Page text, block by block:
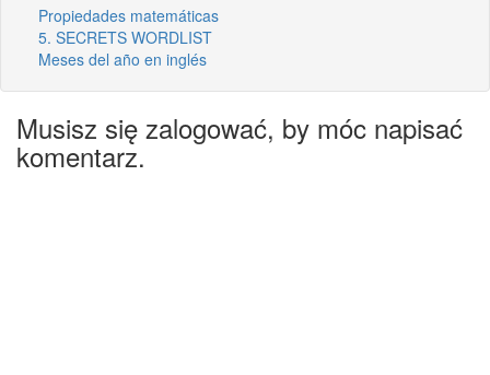
Propiedades matemáticas
5. SECRETS WORDLIST
Meses del año en inglés
Musisz się zalogować, by móc napisać
komentarz.